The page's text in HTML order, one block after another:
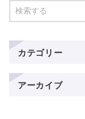
カテゴリー
アーカイブ